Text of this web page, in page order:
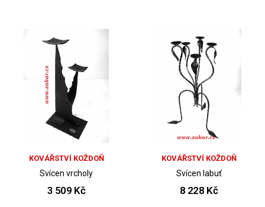
KOVÁŘSTVÍ KOŽDOŇ
Svícen vrcholy
3 509 Kč
KOVÁŘSTVÍ KOŽDOŇ
Svícen labuť
8 228 Kč